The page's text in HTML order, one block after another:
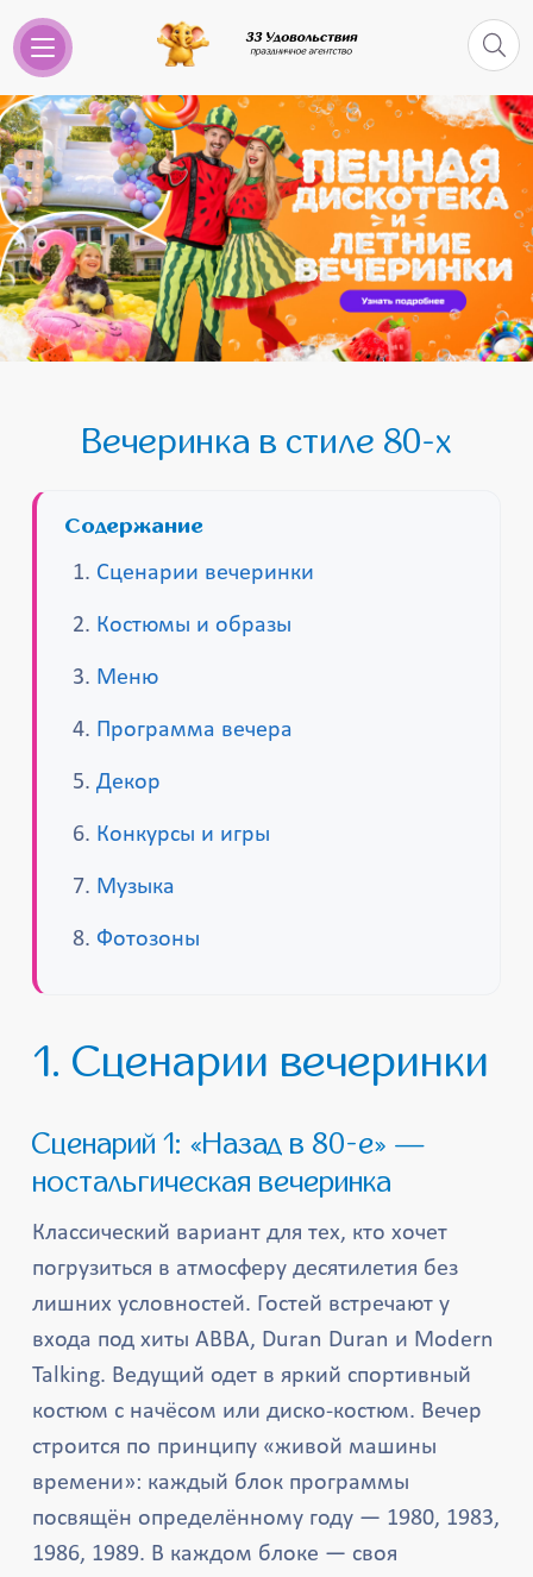
Вечеринка в стиле 80-х
Содержание
Сценарии вечеринки
Костюмы и образы
Меню
Программа вечера
Декор
Конкурсы и игры
Музыка
Фотозоны
1. Сценарии вечеринки
Сценарий 1: «Назад в 80-е» —
ностальгическая вечеринка
Классический вариант для тех, кто хочет
погрузиться в атмосферу десятилетия без
лишних условностей. Гостей встречают у
входа под хиты ABBA, Duran Duran и Modern
Talking. Ведущий одет в яркий спортивный
костюм с начёсом или диско-костюм. Вечер
строится по принципу «живой машины
времени»: каждый блок программы
посвящён определённому году — 1980, 1983,
1986, 1989. В каждом блоке — своя